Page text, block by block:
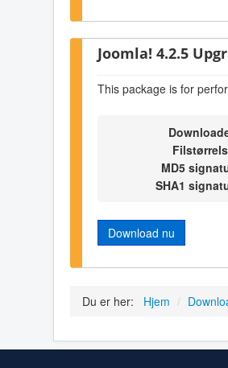
Joomla! 4.2.5
This package is for
MD5
SHA1
Download nu
Du er her: Hjem /